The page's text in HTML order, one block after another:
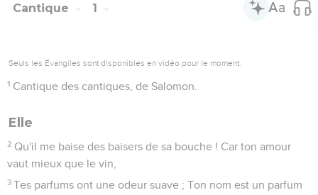
Cantique 1
Seuls les Évangiles sont disponibles en vidéo pour le moment.
1 Cantique des cantiques, de Salomon.
Elle
2 Qu'il me baise des baisers de sa bouche ! Car ton amour
vaut mieux que le vin,
3 Tes parfums ont une odeur suave ; Ton nom est un parfum